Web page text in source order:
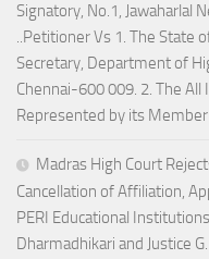
Signatory, No.1, Jawaharlal
..Petitioner Vs 1. The State
Secretary, Department of
Chennai-600 009. 2. The All
Represented by its Member
Madras High Court
Cancellation of Affiliation,
PERI Educational
Dharmadhikari and Justice